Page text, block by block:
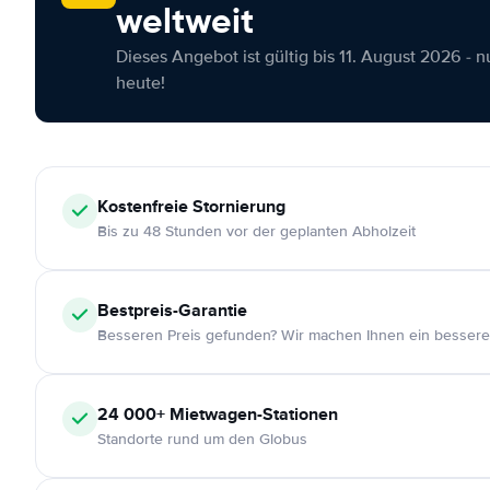
weltweit
Dieses Angebot ist gültig bis 11. August 2026 -
heute!
KostenfreieStornierung
Bis zu 48 Stunden vor der geplanten Abholzeit
Bestpreis-Garantie
Besseren Preis gefunden? Wir machen Ihnen ein
24 000+ Mietwagen-Stationen
Standorte rund um den Globus